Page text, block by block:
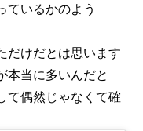
ているかのよう
だけだとは思います
本当に多いんだと
て偶然じゃなくて確